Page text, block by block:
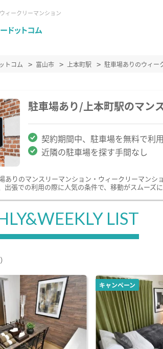
ィークリーマンション
トコム 富山市 上本町駅 駐車場ありのウィー
駐車場あり/上本町駅のマン
契約期間中、駐車場を無料で利用
近隣の駐車場を探す手間なし
ありのマンスリーマンション・ウィークリーマン
出張での利用の際に人気の条件で、移動がスムーズに
LIST
キャンペーン